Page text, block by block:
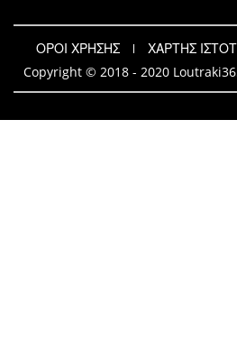
ΟΡΟΙ ΧΡΗΣΗΣ
ΧΑΡΤΗΣ
Copyright © 2018 - 2020